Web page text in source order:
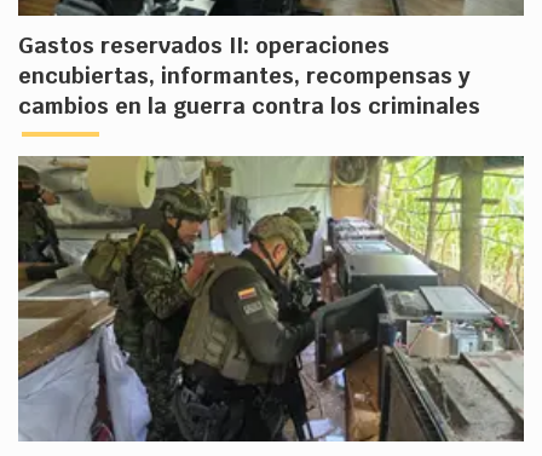
Gastos reservados II: operaciones
encubiertas, informantes, recompensas y
cambios en la guerra contra los criminales